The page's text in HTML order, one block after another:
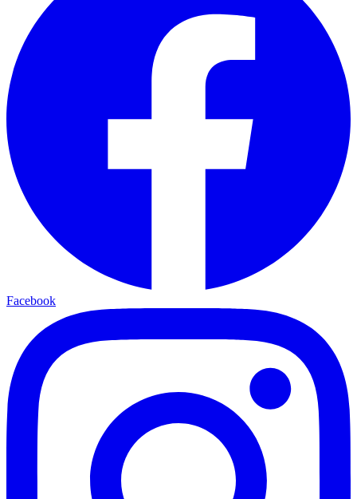
Facebook